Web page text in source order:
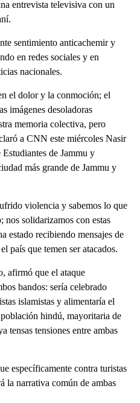
entrevista televisiva con un
sentimiento anticachemir y
en redes sociales y en
nacionales.
el dolor y la conmoción; el
imágenes desoladoras
memoria colectiva, pero
a CNN este miércoles Nasir
de Jammu y
más grande de Jammu y
violencia y sabemos lo que
nos solidarizamos con estas
estado recibiendo mensajes de
país que temen ser atacados.
afirmó que el ataque
bandos: sería celebrado
islamistas y alimentaría el
hindú, mayoritaria de
tensas tensiones entre ambas
específicamente contra turistas
la narrativa común de ambas